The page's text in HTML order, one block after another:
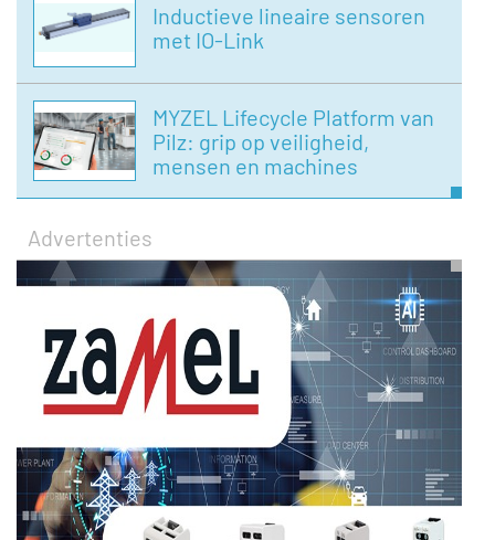
Inductieve lineaire sensoren
met IO-Link
MYZEL Lifecycle Platform van
Pilz: grip op veiligheid,
mensen en machines
Advertenties